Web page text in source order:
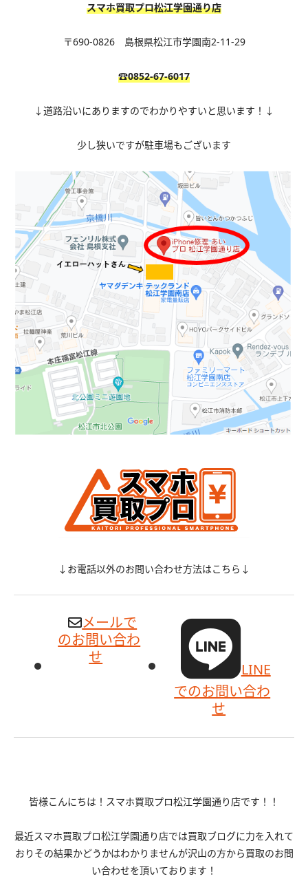
スマホ買取プロ松江学園通り店
〒690-0826 島根県松江市学園南2-11-29
☎0852-67-6017
↓道路沿いにありますのでわかりやすいと思います！↓
少し狭いですが駐車場もございます
↓お電話以外のお問い合わせ方法はこちら↓
メールで
のお問い合わ
せ
LINE
でのお問い合わ
せ
皆様こんにちは！スマホ買取プロ松江学園通り店です！！
最近スマホ買取プロ松江学園通り店では買取ブログに力を入れて
おりその結果かどうかはわかりませんが沢山の方から買取のお問
い合わせを頂いております！